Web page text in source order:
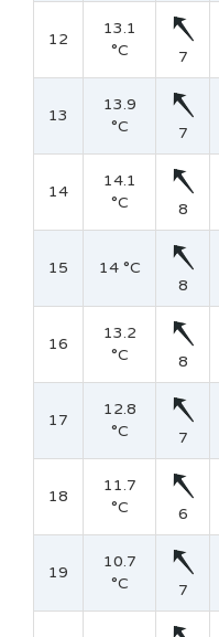
12
13.1
°C
7
13
13.9
°C
7
14
14.1
°C
8
15
14 °C
8
16
13.2
°C
8
17
12.8
°C
7
18
11.7
°C
6
19
10.7
°C
7